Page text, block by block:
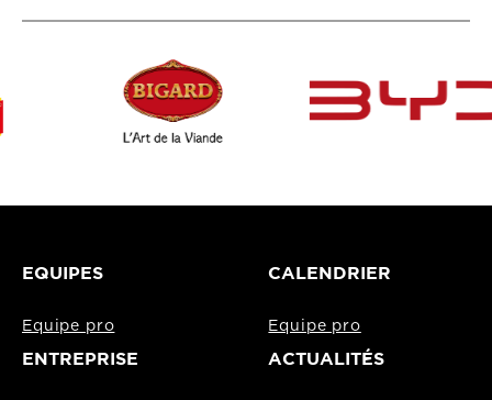
EQUIPES
Equipe pro
CALENDRIER
Equipe pro
ENTREPRISE ACTUALITÉS